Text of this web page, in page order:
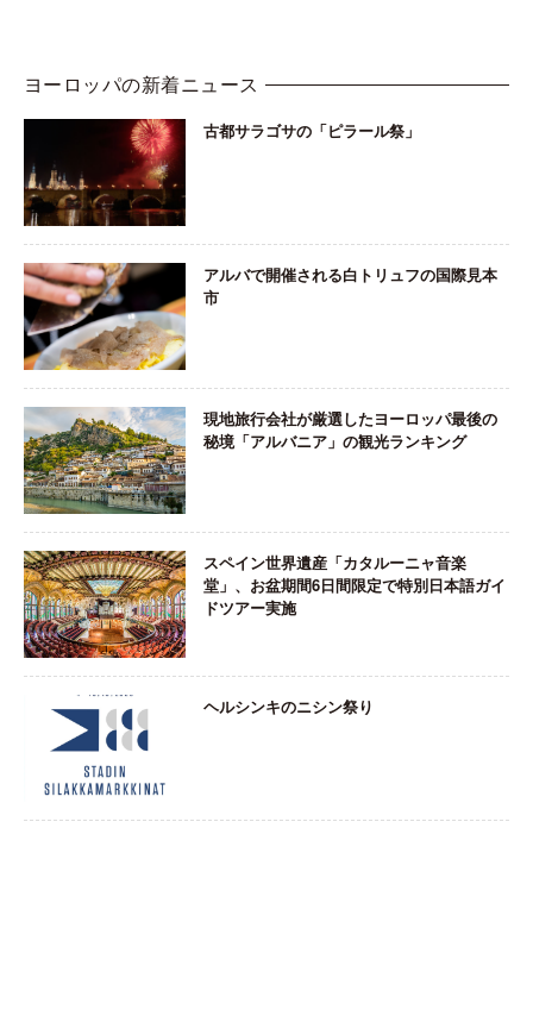
ヨーロッパの新着ニュース
古都サラゴサの「ピラール祭」
アルバで開催される白トリュフの国際見本
市
現地旅行会社が厳選したヨーロッパ最後の
秘境「アルバニア」の観光ランキング
スペイン世界遺産「カタルーニャ音楽
堂」、お盆期間6日間限定で特別日本語ガイ
ドツアー実施
ヘルシンキのニシン祭り